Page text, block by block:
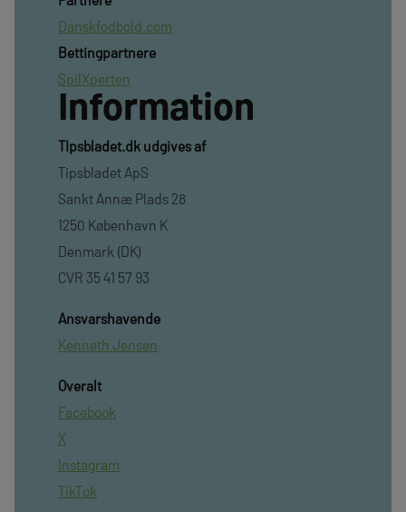
Danskfodbold.com
Bettingpartnere
SpilXperten
Information
TIpsbladet.dk udgives af
Tipsbladet ApS
Sankt Annæ Plads 28
1250 København K
Denmark (DK)
CVR 35 41 57 93
Ansvarshavende
Kenneth Jensen
Overalt
Facebook
X
Instagram
TikTok